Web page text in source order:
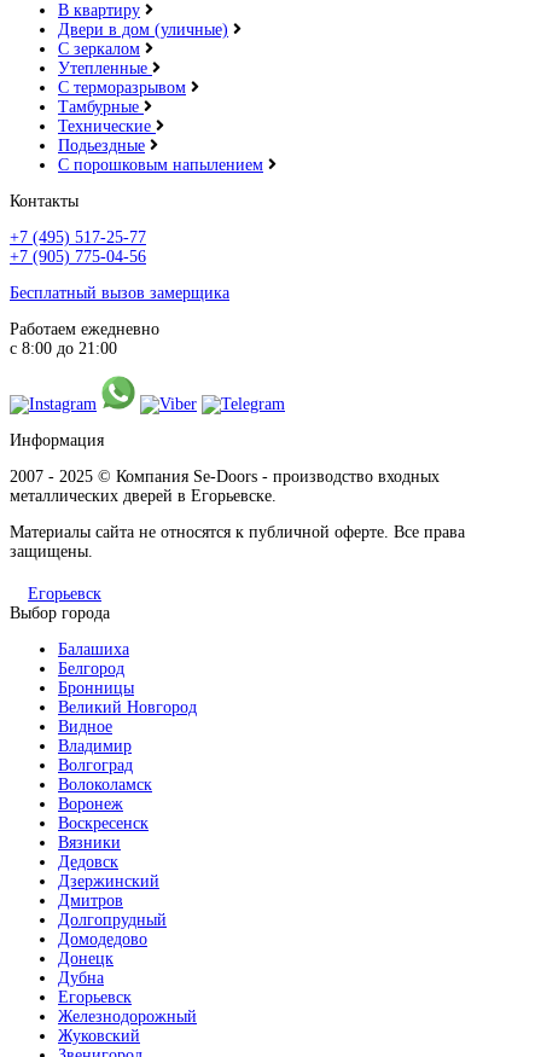
В квартиру
Двери в дом (уличные)
С зеркалом
Утепленные
С терморазрывом
Тамбурные
Технические
Подьездные
С порошковым напылением
Контакты
+7 (495) 517-25-77
+7 (905) 775-04-56
Бесплатный вызов замерщика
Работаем ежедневно
с 8:00 до 21:00
Информация
2007 - 2025 © Компания Se-Doors - производство входных
металлических дверей в Егорьевске.
Материалы сайта не относятся к публичной оферте. Все права
защищены.
Егорьевск
Выбор города
Балашиха
Белгород
Бронницы
Великий Новгород
Видное
Владимир
Волгоград
Волоколамск
Воронеж
Воскресенск
Вязники
Дедовск
Дзержинский
Дмитров
Долгопрудный
Домодедово
Донецк
Дубна
Егорьевск
Железнодорожный
Жуковский